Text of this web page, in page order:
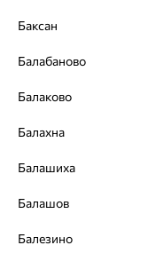
Баксан
Балабаново
Балаково
Балахна
Балашиха
Балашов
Балезино